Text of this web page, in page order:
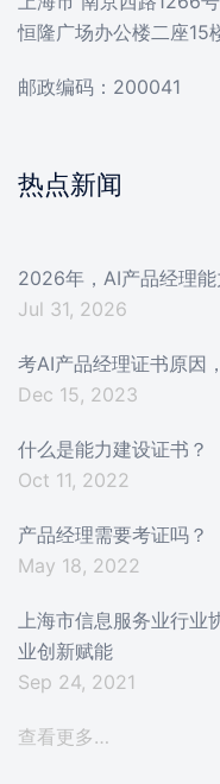
恒隆广场办公楼二座15
邮政编码：200041
热点新闻
2026年，AI产品经理
Jul 31, 2026
考AI产品经理证书原因
Dec 15, 2023
什么是能力建设证书？
Oct 11, 2022
产品经理需要考证吗？
May 18, 2022
上海市信息服务业行业
业创新赋能
Sep 24, 2021
查看更多…